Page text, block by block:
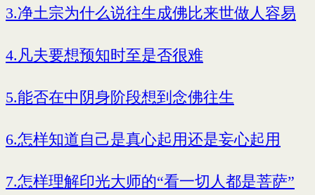
3.净土宗为什么说往生成佛比来世做人容易
4.凡夫要想预知时至是否很难
5.能否在中阴身阶段想到念佛往生
6.怎样知道自己是真心起用还是妄心起用
7.怎样理解印光大师的“看一切人都是菩萨”